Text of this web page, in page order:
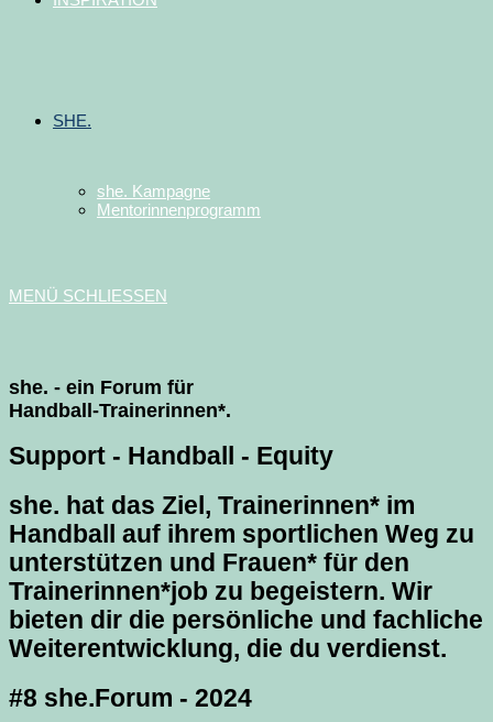
SHE.
she. Kampagne
Mentorinnenprogramm
MENÜ SCHLIESSEN
she. - ein Forum für
Handball-Trainerinnen*.
Support - Handball - Equity
she. hat das Ziel, Trainerinnen* im
Handball auf ihrem sportlichen Weg zu
unterstützen und Frauen* für den
Trainerinnen*job zu begeistern. Wir
bieten dir die persönliche und fachliche
Weiterentwicklung, die du verdienst.
#8 she.Forum - 2024